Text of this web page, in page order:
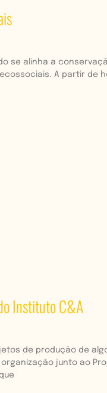
se alinha a
A partir de
Instituto C&A
de produção de
junto ao